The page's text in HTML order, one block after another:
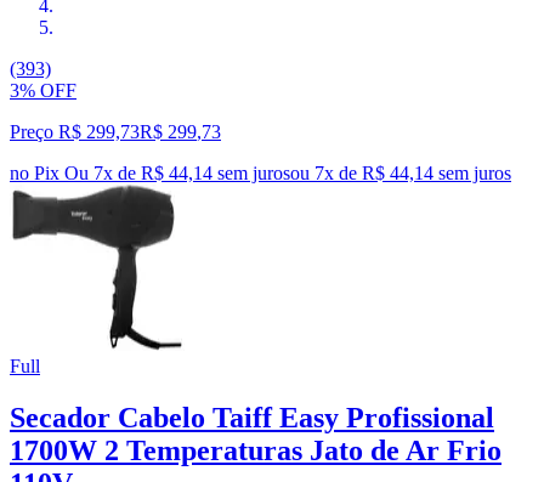
(393)
3% OFF
Preço R$ 299,73R$ 299,73
no Pix Ou 7x de R$ 44,14 sem jurosou 7x de R$ 44,14 sem juros
Full
Secador Cabelo Taiff Easy Profissional
1700W 2 Temperaturas Jato de Ar Frio